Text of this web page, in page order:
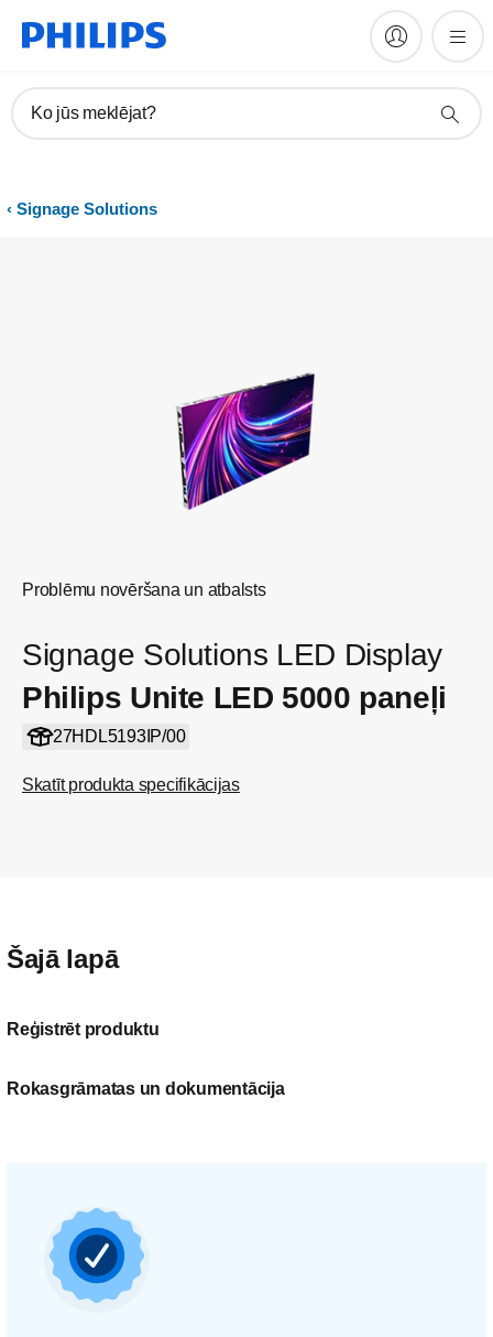
Ko jūs meklējat?
Signage Solutions
Problēmu novēršana un atbalsts
Signage Solutions LED Display
Philips Unite LED 5000 paneļi
27HDL5193IP/00
Skatīt produkta specifikācijas
Šajā lapā
Reģistrēt produktu
Rokasgrāmatas un dokumentācija